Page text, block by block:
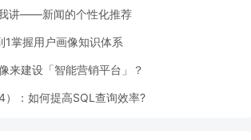
讲——新闻的个性化推荐
1掌握用户画像知识体系
来建设「智能营销平台」？
）：如何提高SQL查询效率?